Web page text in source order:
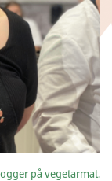
på vegetarmat.